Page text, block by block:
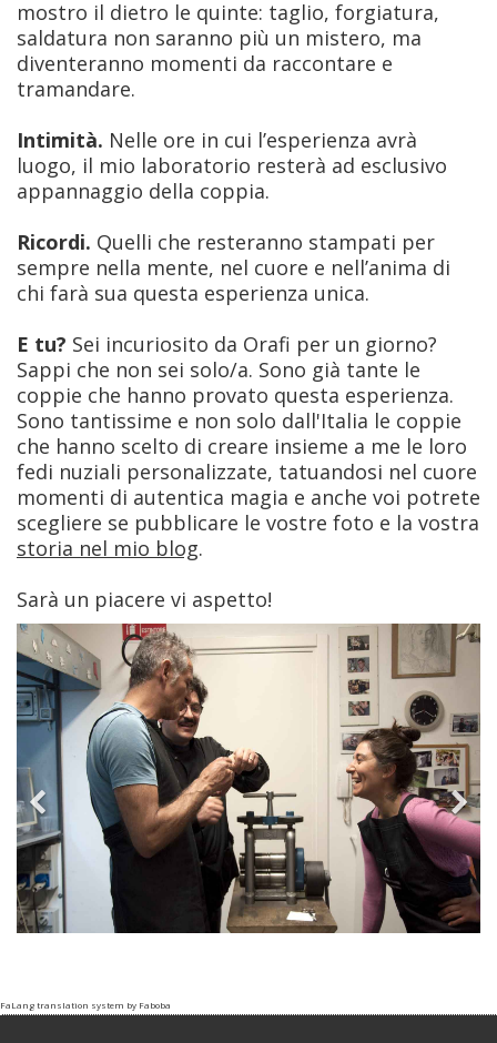
mostro il dietro le quinte: taglio, forgiatura,
saldatura non saranno più un mistero, ma
diventeranno momenti da raccontare e
tramandare.
Intimità. Nelle ore in cui l’esperienza avrà
luogo, il mio laboratorio resterà ad esclusivo
appannaggio della coppia.
Ricordi. Quelli che resteranno stampati per
sempre nella mente, nel cuore e nell’anima di
chi farà sua questa esperienza unica.
E tu? Sei incuriosito da Orafi per un giorno?
Sappi che non sei solo/a. Sono già tante le
coppie che hanno provato questa esperienza.
Sono tantissime e non solo dall'Italia le coppie
che hanno scelto di creare insieme a me le loro
fedi nuziali personalizzate, tatuandosi nel cuore
momenti di autentica magia e anche voi potrete
scegliere se pubblicare le vostre foto e la vostra
storia nel mio blog.
Sarà un piacere vi aspetto!
FaLang translation system by Faboba